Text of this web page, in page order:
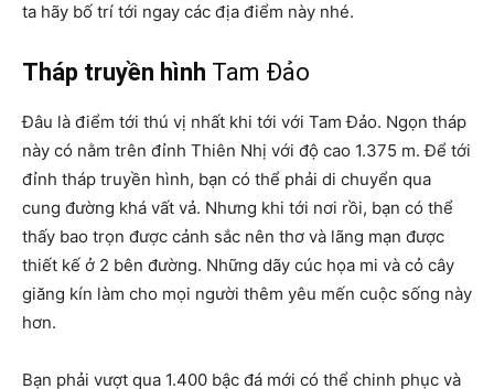
ta hãy bố trí tới ngay các địa điểm này nhé.
Tháp truyền hình Tam Đảo
Đâu là điểm tới thú vị nhất khi tới với Tam Đảo. Ngọn tháp
này có nằm trên đỉnh Thiên Nhị với độ cao 1.375 m. Để tới
đỉnh tháp truyền hình, bạn có thể phải di chuyển qua
cung đường khá vất vả. Nhưng khi tới nơi rồi, bạn có thể
thấy bao trọn được cảnh sắc nên thơ và lãng mạn được
thiết kế ở 2 bên đường. Những dãy cúc họa mi và cỏ cây
giăng kín làm cho mọi người thêm yêu mến cuộc sống này
hơn.
Bạn phải vượt qua 1.400 bậc đá mới có thể chinh phục và